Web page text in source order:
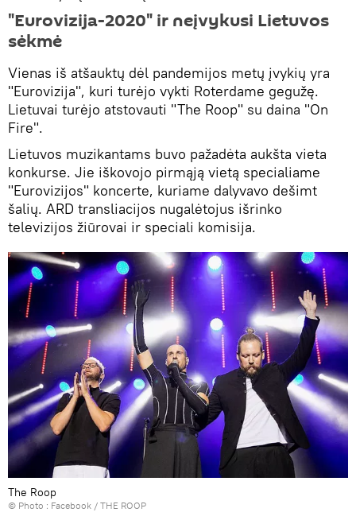
"Eurovizija-2020" ir neįvykusi Lietuvos
sėkmė
Vienas iš atšauktų dėl pandemijos metų įvykių yra
"Eurovizija", kuri turėjo vykti Roterdame gegužę.
Lietuvai turėjo atstovauti "The Roop" su daina "On
Fire".
Lietuvos muzikantams buvo pažadėta aukšta vieta
konkurse. Jie iškovojo pirmąją vietą specialiame
"Eurovizijos" koncerte, kuriame dalyvavo dešimt
šalių. ARD transliacijos nugalėtojus išrinko
televizijos žiūrovai ir speciali komisija.
The Roop
© Photo : Facebook / THE ROOP